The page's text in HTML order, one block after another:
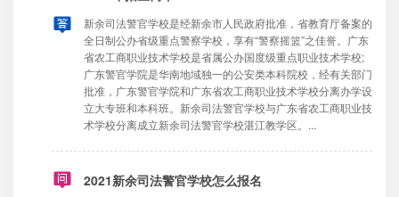
新余司法警官学校是经新余市人民政府批准，省教育厅备案的
全日制公办省级重点警察学校，享有“警察摇篮”之佳誉。广东
省农工商职业技术学校是省属公办国度级重点职业技术学校;
广东警官学院是华南地域独一的公安类本科院校，经有关部门
批准，广东警官学院和广东省农工商职业技术学校分离办学设
立大专班和本科班。新余司法警官学校与广东省农工商职业技
术学校分离成立新余司法警官学校湛江教学区。...
2021新余司法警官学校怎么报名